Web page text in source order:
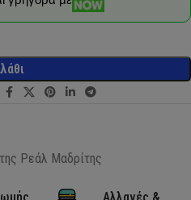
Ρεάλ Μαδρίτης
Αλλαγές &